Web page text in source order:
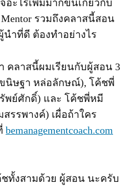
(Coaching
and
อะไรเพิ่มมากขึ้นเกี่ยวกับ
Mentor รวมถึงคลาสนี้สอน
นำที่ดี ต้องทำอย่างไร
คลาสนี้ผมเรียนกับผู้สอน 3
นิษฐา หล่อลักษณ์), โค้ชพี่
พย์ศักดิ์) และ โค้ชพี่หมี
รรพางค์) เผื่อถ้าใคร
bemanagementcoach.com
ทั้งสามด้วย ผู้สอน นะครับ